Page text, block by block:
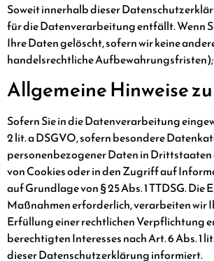
Soweit innerhalb dieser
für die Datenverarbeitung entfällt. Wenn
Ihre Daten gelöscht, sofern wir keine
handelsrechtliche
Allgemeine Hinweise
Sofern Sie in die Datenverarbeitung
2 lit. a DSGVO, sofern besondere
personenbezogener Daten in Drittstaaten
von Cookies oder in den Zugriff auf
auf Grundlage von § 25 Abs. 1 TTDSG.
Maßnahmen erforderlich, verarbeiten wir
Erfüllung einer rechtlichen Verpflichtung
berechtigten Interesses nach Art. 6 Abs.
dieser Datenschutzerklärung informiert.